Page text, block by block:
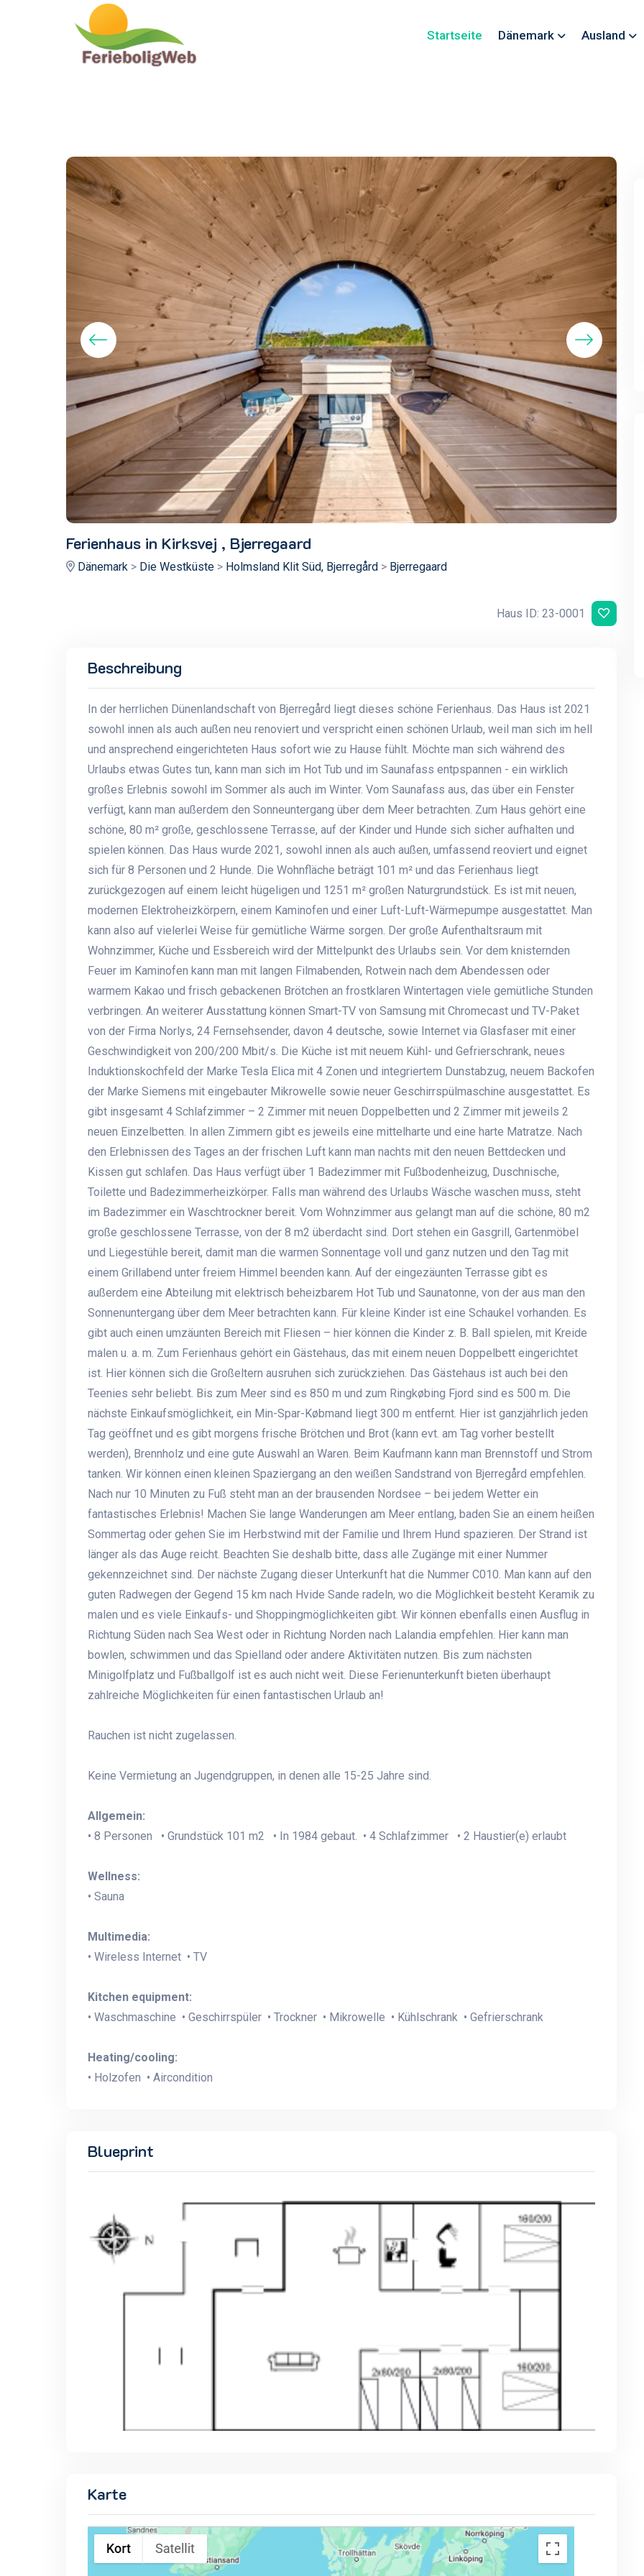
Startseite Dänemark Ausland
Ferienhaus in Kirksvej , Bjerregaard
Dänemark> Die Westküste> Holmsland Klit Süd, Bjerregård > Bjerregaard
Haus ID: 23-0001
Beschreibung
In der herrlichen Dünenlandschaft von Bjerregård liegt dieses schöne Ferienhaus. Das Haus ist 2021
sowohl innen als auch außen neu renoviert und verspricht einen schönen Urlaub, weil man sich im hell
und ansprechend eingerichteten Haus sofort wie zu Hause fühlt. Möchte man sich während des
Urlaubs etwas Gutes tun, kann man sich im Hot Tub und im Saunafass entpspannen - ein wirklich
großes Erlebnis sowohl im Sommer als auch im Winter. Vom Saunafass aus, das über ein Fenster
verfügt, kann man außerdem den Sonneuntergang über dem Meer betrachten. Zum Haus gehört eine
schöne, 80 m² große, geschlossene Terrasse, auf der Kinder und Hunde sich sicher aufhalten und
spielen können. Das Haus wurde 2021, sowohl innen als auch außen, umfassend reoviert und eignet
sich für 8 Personen und 2 Hunde. Die Wohnfläche beträgt 101 m² und das Ferienhaus liegt
zurückgezogen auf einem leicht hügeligen und 1251 m² großen Naturgrundstück. Es ist mit neuen,
modernen Elektroheizkörpern, einem Kaminofen und einer Luft-Luft-Wärmepumpe ausgestattet. Man
kann also auf vielerlei Weise für gemütliche Wärme sorgen. Der große Aufenthaltsraum mit
Wohnzimmer, Küche und Essbereich wird der Mittelpunkt des Urlaubs sein. Vor dem knisternden
Feuer im Kaminofen kann man mit langen Filmabenden, Rotwein nach dem Abendessen oder
warmem Kakao und frisch gebackenen Brötchen an frostklaren Wintertagen viele gemütliche Stunden
verbringen. An weiterer Ausstattung können Smart-TV von Samsung mit Chromecast und TV-Paket
von der Firma Norlys, 24 Fernsehsender, davon 4 deutsche, sowie Internet via Glasfaser mit einer
Geschwindigkeit von 200/200 Mbit/s. Die Küche ist mit neuem Kühl- und Gefrierschrank, neues
Induktionskochfeld der Marke Tesla Elica mit 4 Zonen und integriertem Dunstabzug, neuem Backofen
der Marke Siemens mit eingebauter Mikrowelle sowie neuer Geschirrspülmaschine ausgestattet. Es
gibt insgesamt 4 Schlafzimmer – 2 Zimmer mit neuen Doppelbetten und 2 Zimmer mit jeweils 2
neuen Einzelbetten. In allen Zimmern gibt es jeweils eine mittelharte und eine harte Matratze. Nach
den Erlebnissen des Tages an der frischen Luft kann man nachts mit den neuen Bettdecken und
Kissen gut schlafen. Das Haus verfügt über 1 Badezimmer mit Fußbodenheizug, Duschnische,
Toilette und Badezimmerheizkörper. Falls man während des Urlaubs Wäsche waschen muss, steht
im Badezimmer ein Waschtrockner bereit. Vom Wohnzimmer aus gelangt man auf die schöne, 80 m2
große geschlossene Terrasse, von der 8 m2 überdacht sind. Dort stehen ein Gasgrill, Gartenmöbel
und Liegestühle bereit, damit man die warmen Sonnentage voll und ganz nutzen und den Tag mit
einem Grillabend unter freiem Himmel beenden kann. Auf der eingezäunten Terrasse gibt es
außerdem eine Abteilung mit elektrisch beheizbarem Hot Tub und Saunatonne, von der aus man den
Sonnenuntergang über dem Meer betrachten kann. Für kleine Kinder ist eine Schaukel vorhanden. Es
gibt auch einen umzäunten Bereich mit Fliesen – hier können die Kinder z. B. Ball spielen, mit Kreide
malen u. a. m. Zum Ferienhaus gehört ein Gästehaus, das mit einem neuen Doppelbett eingerichtet
ist. Hier können sich die Großeltern ausruhen sich zurückziehen. Das Gästehaus ist auch bei den
Teenies sehr beliebt. Bis zum Meer sind es 850 m und zum Ringkøbing Fjord sind es 500 m. Die
nächste Einkaufsmöglichkeit, ein Min-Spar-Købmand liegt 300 m entfernt. Hier ist ganzjährlich jeden
Tag geöffnet und es gibt morgens frische Brötchen und Brot (kann evt. am Tag vorher bestellt
werden), Brennholz und eine gute Auswahl an Waren. Beim Kaufmann kann man Brennstoff und Strom
tanken. Wir können einen kleinen Spaziergang an den weißen Sandstrand von Bjerregård empfehlen.
Nach nur 10 Minuten zu Fuß steht man an der brausenden Nordsee – bei jedem Wetter ein
fantastisches Erlebnis! Machen Sie lange Wanderungen am Meer entlang, baden Sie an einem heißen
Sommertag oder gehen Sie im Herbstwind mit der Familie und Ihrem Hund spazieren. Der Strand ist
länger als das Auge reicht. Beachten Sie deshalb bitte, dass alle Zugänge mit einer Nummer
gekennzeichnet sind. Der nächste Zugang dieser Unterkunft hat die Nummer C010. Man kann auf den
guten Radwegen der Gegend 15 km nach Hvide Sande radeln, wo die Möglichkeit besteht Keramik zu
malen und es viele Einkaufs- und Shoppingmöglichkeiten gibt. Wir können ebenfalls einen Ausflug in
Richtung Süden nach Sea West oder in Richtung Norden nach Lalandia empfehlen. Hier kann man
bowlen, schwimmen und das Spielland oder andere Aktivitäten nutzen. Bis zum nächsten
Minigolfplatz und Fußballgolf ist es auch nicht weit. Diese Ferienunterkunft bieten überhaupt
zahlreiche Möglichkeiten für einen fantastischen Urlaub an!
Rauchen ist nicht zugelassen.
Keine Vermietung an Jugendgruppen, in denen alle 15-25 Jahre sind.
Allgemein:
• 8 Personen • Grundstück 101 m2 • In 1984 gebaut. • 4 Schlafzimmer • 2 Haustier(e) erlaubt
Wellness:
• Sauna
Multimedia:
• Wireless Internet • TV
Kitchen equipment:
• Waschmaschine • Geschirrspüler • Trockner • Mikrowelle • Kühlschrank • Gefrierschrank
Heating/cooling:
• Holzofen • Aircondition
Blueprint
Karte